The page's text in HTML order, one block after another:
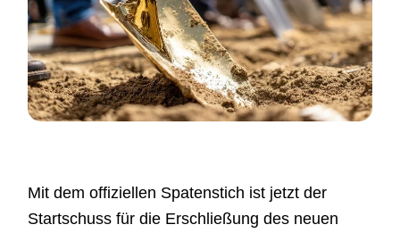
Mit dem offiziellen Spatenstich ist jetzt der
Startschuss für die Erschließung des neuen